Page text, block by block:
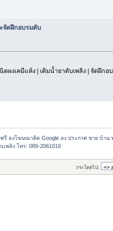
จัดฝึกอบรมดับ
ผงเคมีแห้ง | เติมน้ำยาดับเพลิง | จัดฝึกอ
ลงโฆษณาติด Google ลง ประกาศ ขาย บ้าน
พลิง โทร: 089-2061016
กระโดดไป: